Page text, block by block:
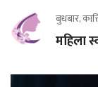
बुधबार,
महिला